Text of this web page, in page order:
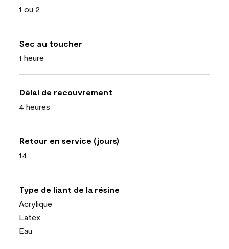
1 ou 2
Sec au toucher
1 heure
Délai de recouvrement
4 heures
Retour en service (jours)
14
Type de liant de la résine
Acrylique
Latex
Eau